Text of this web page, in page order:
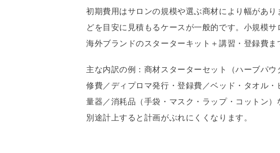
初期費用はサロンの規模や選ぶ商材により幅があ
どを目安に見積もるケースが一般的です。小規模
海外ブランドのスターターキット＋講習・登録費ま
主な内訳の例：商材スターターセット（ハーブパ
修費／ディプロマ発行・登録費／ベッド・タオル
量器／消耗品（手袋・マスク・ラップ・コットン
別途計上すると計画がぶれにくくなります。